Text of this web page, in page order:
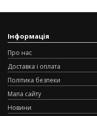
Інформація
Про нас
Доставка і оплата
Політика безпеки
Мапа сайту
Новини